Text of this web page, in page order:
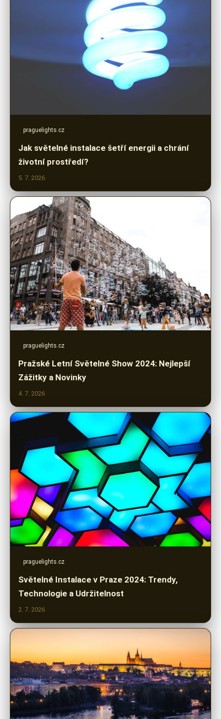
praguelights.cz
Jak světelné instalace šetří energii a chrání
životní prostředí?
5. 7. 2026
praguelights.cz
Pražské Letní Světelné Show 2024: Nejlepší
Zážitky a Novinky
4. 7. 2026
praguelights.cz
Světelné Instalace v Praze 2024: Trendy,
Technologie a Udržitelnost
2. 7. 2026